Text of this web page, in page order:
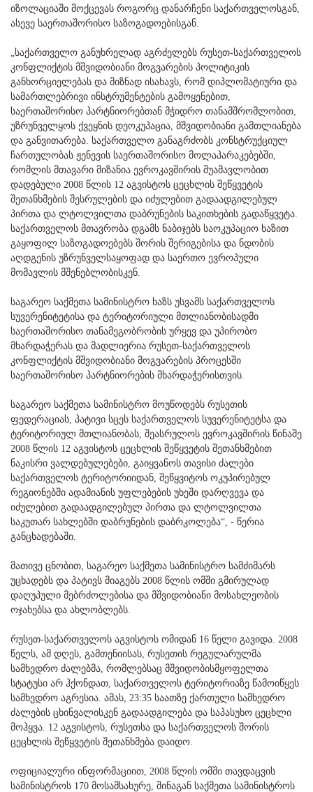
იზოლაციაში მოქცევას როგორც დანარჩენი საქართველოსგან,
ასევე საერთაშორისო საზოგადოებისგან.
„საქართველო განუხრელად აგრძელებს რუსეთ-საქართველოს
კონფლიქტის მშვიდობიანი მოგვარების პოლიტიკის
განხორციელებას და მიზნად ისახავს, რომ დიპლომატიური და
სამართლებრივი ინსტრუმენტების გამოყენებით,
საერთაშორისო პარტნიორებთან მჭიდრო თანამშრომლობით,
უზრუნველყოს ქვეყნის დეოკუპაცია, მშვიდობიანი გამთლიანება
და განვითარება. საქართველო განაგრძობს კონსტრუქციულ
ჩართულობას ჟენევის საერთაშორისო მოლაპარაკებებში,
რომლის მთავარი მიზანია ევროკავშირის შუამავლობით
დადებული 2008 წლის 12 აგვისტოს ცეცხლის შეწყვეტის
შეთანხმების შესრულების და იძულებით გადაადგილებულ
პირთა და ლტოლვილთა დაბრუნების საკითხების გადაწყვეტა.
საქართველოს მთავრობა დგამს ნაბიჯებს საოკუპაციო ხაზით
გაყოფილ საზოგადოებებს შორის შერიგებისა და ნდობის
აღდგენის უზრუნველსაყოფად და საერთო ევროპული
მომავლის მშენებლობისკენ.
საგარეო საქმეთა სამინისტრო ხაზს უსვამს საქართველოს
სუვერენიტეტისა და ტერიტორიული მთლიანობისადმი
საერთაშორისო თანამეგობრობის ურყევ და უპირობო
მხარდაჭერას და მადლიერია რუსეთ-საქართველოს
კონფლიქტის მშვიდობიანი მოგვარების პროცესში
საერთაშორისო პარტნიორების მხარდაჭერისთვის.
საგარეო საქმეთა სამინისტრო მოუწოდებს რუსეთის
ფედერაციას, პატივი სცეს საქართველოს სუვერენიტეტსა და
ტერიტორიულ მთლიანობას, შეასრულოს ევროკავშირის წინაშე
2008 წლის 12 აგვისტოს ცეცხლის შეწყვეტის შეთანხმებით
ნაკისრი ვალდებულებები, გაიყვანოს თავისი ძალები
საქართველოს ტერიტორიიდან, შეწყვიტოს ოკუპირებულ
რეგიონებში ადამიანის უფლებების უხეში დარღვევა და
იძულებით გადაადგილებულ პირთა და ლტოლვილთა
საკუთარ სახლებში დაბრუნების დაბრკოლება“, - წერია
განცხადებაში.
მათივე ცნობით, საგარეო საქმეთა სამინისტრო სამძიმარს
უცხადებს და პატივს მიაგებს 2008 წლის ომში გმირულად
დაღუპული მებრძოლებისა და მშვიდობიანი მოსახლეობის
ოჯახებსა და ახლობლებს.
რუსეთ-საქართველოს აგვისტოს ომიდან 16 წელი გავიდა. 2008
წელს, ამ დღეს, გამთენიისას, რუსეთის რეგულარულმა
სამხედრო ძალებმა, რომლებსაც მშვიდობისმყოფელთა
სტატუსი არ ჰქონდათ, საქართველოს ტერიტორიაზე წამოიწყეს
სამხედრო აგრესია. ამას, 23:35 საათზე ქართული სამხედრო
ძალების ცხინვალისკენ გადაადგილება და საპასუხო ცეცხლი
მოჰყვა. 12 აგვისტოს, რუსეთსა და საქართველოს შორის
ცეცხლის შეწყვეტის შეთანხმება დაიდო.
ოფიციალური ინფორმაციით, 2008 წლის ომში თავდაცვის
სამინისტროს 170 მოსამსახურე, შინაგან საქმეთა სამინისტროს